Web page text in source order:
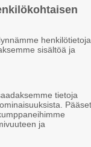
paikat
henkilötietoja
sisältöä ja
tietoja
Pääset
ja